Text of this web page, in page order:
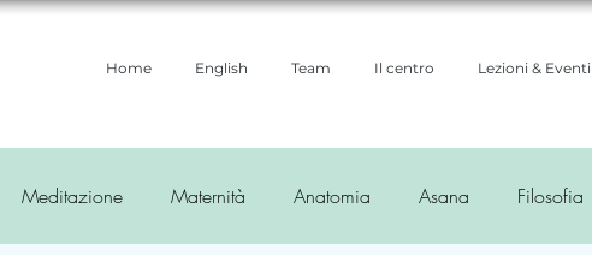
Home English Team Il centro Lezioni & Eventi
Meditazione Maternità Anatomia Asana Filosofia